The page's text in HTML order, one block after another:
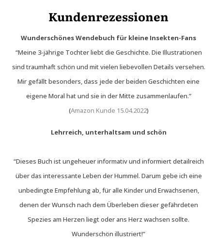
Kundenrezessionen
Wunderschönes Wendebuch für kleine Insekten-Fans
“Meine 3‑jährige Tochter liebt die Geschichte. Die Illustrationen
sind traumhaft schön und mit vielen liebevollen Details versehen.
Mir gefällt besonders, dass jede der beiden Geschichten eine
eigene Moral hat und sie in der Mitte zusammenlaufen.”
(Amazon Kunde 15.04.2022)
Lehrreich, unterhaltsam und schön
“Dieses Buch ist ungeheuer informativ und informiert detailreich
über das interessante Leben der Hummel. Darum gebe ich eine
unbedingte Empfehlung ab, für alle Kinder und Erwachsenen,
denen der Wunsch nach dem Überleben dieser gefährdeten
Spezies am Herzen liegt oder ans Herz wachsen sollte.
Wunderschön illustriert!”